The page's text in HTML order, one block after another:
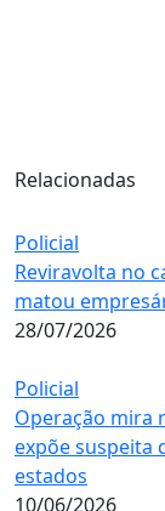
Relacionadas
Policial
Reviravolta no
matou
28/07/2026
Policial
Operação mira
expõe suspeita
estados
10/06/2026